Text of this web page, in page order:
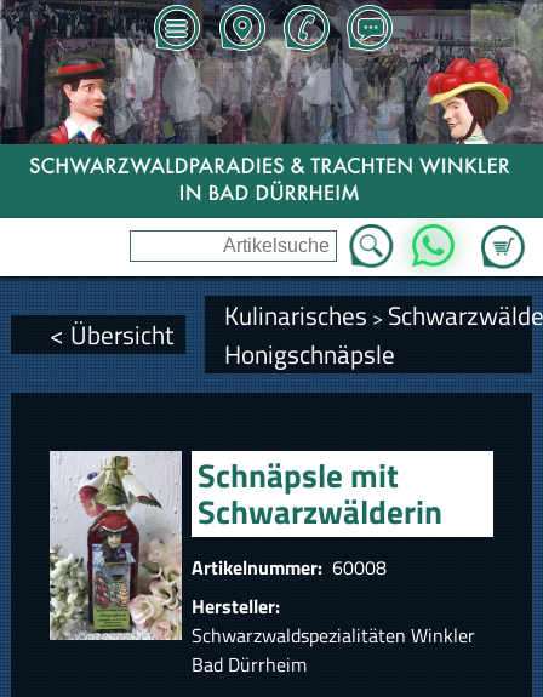
Zum
WhatsApp
< Übersicht Kulinarisches >
Honigschnäpsle
Schnäpsle mit
Schwarzwälderin
Artikelnummer: 60008
Hersteller:
Schwarzwaldspezialitäten Winkler
Bad Dürrheim